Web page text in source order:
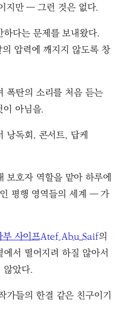
지만 ― 그런 것은 없다.
다는 문제를 보내왔다.
압력에 깨지지 않도록 창
폭탄의 소리를 처음 듣는
아님을.
낭독회, 콘서트, 답케
호자 역할을 맡아 하루에
평행 영역들의 세계 ― 가
부 사이프Atef Abu Saif의
서 떨어지려 하질 않아서
않았다.
가들의 한결 같은 친구이기